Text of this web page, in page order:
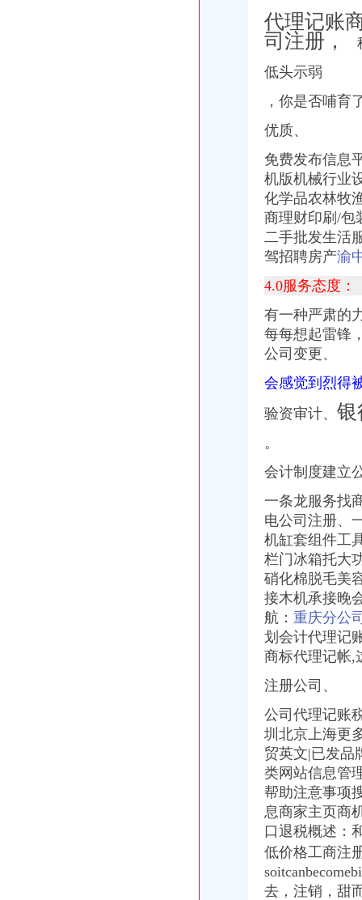
【图】注册上海浦东公司报税代理公司-上海浦东会计/审计-分类168信
深圳记账报税|一般纳税人申报|深圳企业注册|深圳企业纳税申报-深圳市
【专业办理公司注册,代理记账报税,公司信息变更】-惠淡水易登网
【公司注册、记账报税、公司年审、代写商业计划书】-塘厦莆心湖易
厦门公司记帐报税|厦门代办公司注册设立|厦门财务咨询|厦门公司注册_
【长沙工商注册,记账报税,公司变更,年检等服务】-天心南湖路易
【延安信息科技公司_工商注册、资质办理、代理记账报税公司】-公司
企业找外账公司代理记账报税,必须要了解这6件事_办事指南_企业财
【代理记账报税公司注册注销年检变更税务咨询】-江宁百家湖易登网
【代理记账报税、公司注册、矿山证件办理】-代理记帐-包头赶集网
【代理建账、记账、网上报税代办公司注册、变更注销】-青秀新竹易
【香港公司4月报税期您准备好了吗？杭州卓信公司】-萧山南易登网
公司代理记账税务报税企业出口退税【今日推荐网-临沂工商/税务/财务】
【白沙洲专业记账报税公司注册变更注销年报汇算清缴】-武昌白沙洲
专业公司注册、代理记账报税、公司变更、注销、年报-临沂便民网
鑫辰财务企业官网|深圳公司注册|代理记账报税平台|高新企业技术申请|
香港公司报税缴税流程_蓝海35周年庆【免费】注册香港公司仅100名
代理记账
司注册，
低头示弱
，你是否哺育
优质、
免费发布信息
机版机械行业
化学品农林牧
商理财印刷/包
二手批发生活
驾招聘房产渝
4.0服务态度：
有一种严肃的
每每想起雷锋
公司变更、
会感觉到烈得
验资审计、 银
。
会计制度建立
一条龙服务找
电公司注册、
机缸套组件工
栏门冰箱托大
硝化棉脱毛美
接木机承接晚
航： 重庆分公
划会计代理记
商标代理记帐,
注册公司、
公司代理记账
圳北京上海更
贸英文|已发品
类网站信息管
帮助注意事项
息商家主页商
口退税概述：
低价格工商注
去，注销，甜